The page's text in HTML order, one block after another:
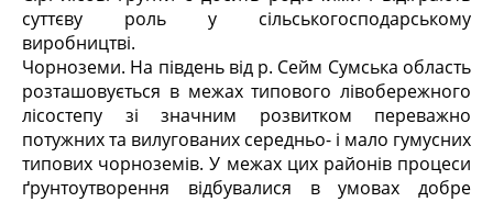
суттєву роль у сільськогосподарському
виробництві.
Чорноземи. На південь від р. Сейм Сумська область
розташовується в межах типового лівобережного
лісостепу зі значним розвитком переважно
потужних та вилугованих середньо- і мало гумусних
типових чорноземів. У межах цих районів процеси
ґрунтоутворення відбувалися в умовах добре